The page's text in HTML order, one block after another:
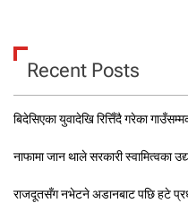
Recent Posts
बिदेसिएका युवादेखि रित्तिँदै गरेका
नाफामा जान थाले सरकारी स्वामित्वका
राजदूतसँग नभेटने अडानबाट पछि हटे